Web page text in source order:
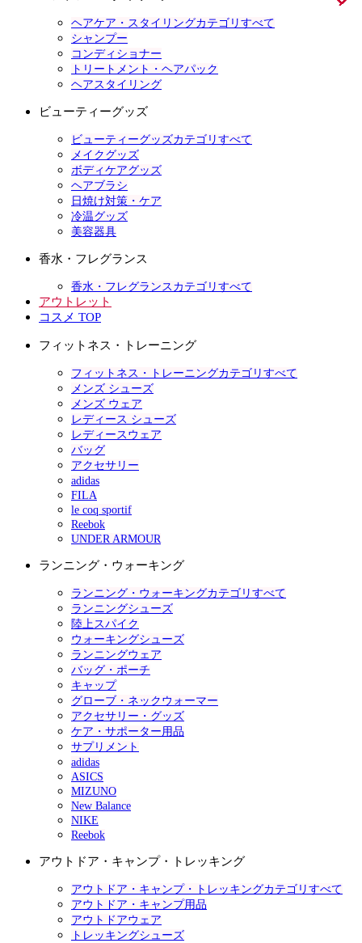
ヘアケア・スタイリングカテゴリすべて
シャンプー
コンディショナー
トリートメント・ヘアパック
ヘアスタイリング
ビューティーグッズ
ビューティーグッズカテゴリすべて
メイクグッズ
ボディケアグッズ
ヘアブラシ
日焼け対策・ケア
冷温グッズ
美容器具
香水・フレグランス
香水・フレグランスカテゴリすべて
アウトレット
コスメ TOP
フィットネス・トレーニング
フィットネス・トレーニングカテゴリすべて
メンズ シューズ
メンズ ウェア
レディース シューズ
レディースウェア
バッグ
アクセサリー
adidas
FILA
le coq sportif
Reebok
UNDER ARMOUR
ランニング・ウォーキング
ランニング・ウォーキングカテゴリすべて
ランニングシューズ
陸上スパイク
ウォーキングシューズ
ランニングウェア
バッグ・ポーチ
キャップ
グローブ・ネックウォーマー
アクセサリー・グッズ
ケア・サポーター用品
サプリメント
adidas
ASICS
MIZUNO
New Balance
NIKE
Reebok
アウトドア・キャンプ・トレッキング
アウトドア・キャンプ・トレッキングカテゴリすべて
アウトドア・キャンプ用品
アウトドアウェア
トレッキングシューズ